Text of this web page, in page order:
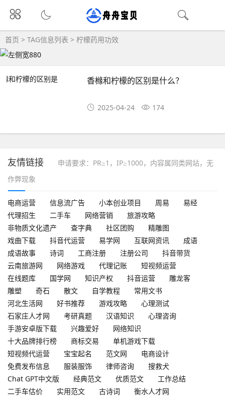
首页 > TAG信息列表 > 柠檬药用功效
香橼和柠檬的区别是什么？
2025-04-24 174
友情链接
申请要求：PR≥1，IP≥1000，内容属同类网站，无
作弊现象
电商运营 信息流广告 小本创业项目 周易
易经
代理招生
二手车 网络营销
旅游攻略
非物质文化遗产
查字典 社区团购
精雕图
戏曲下载
抖音代运营 易学网 互联网资讯
成语
成语故事
诗词 工商注册 注册公司
抖音带货
云南旅游网
网络游戏 代理记账
短视频运营
在线题库
国学网 知识产权 抖音运营
雕龙客
雕塑
奇石 散文 自学教程
常用文书
河北生活网
好书推荐 游戏攻略
心理测试
石家庄人才网
考研真题 汉语知识
心理咨询
手游安卓版下载
兴趣爱好
网络知识
十大品牌排行榜
商标交易
单机游戏下载
短视频代运营
宝宝起名 范文网
电商设计
免费发布信息
服装服饰 律师咨询
搜救犬
Chat GPT中文版
经典范文 优质范文
工作总结
二手车估价
实用范文 古诗词
衡水人才网